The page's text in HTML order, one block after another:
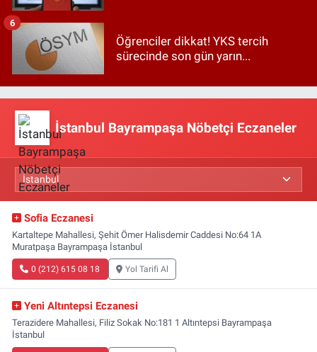
Öğrenciler dikkat! YKS tercih
sürecinde son gün yarın...
6
İstanbul Bayrampaşa Nöbetçi Eczaneler
Sofia Eczanesi
Kartaltepe Mahallesi, Şehit Ömer Halisdemir Caddesi No:64 1A
Muratpaşa Bayrampaşa İstanbul
0 (212) 615 08 18 Yol Tarifi Al
Yeni Altıntepsi Eczanesi
Terazidere Mahallesi, Filiz Sokak No:181 1 Altıntepsi Bayrampaşa
İstanbul